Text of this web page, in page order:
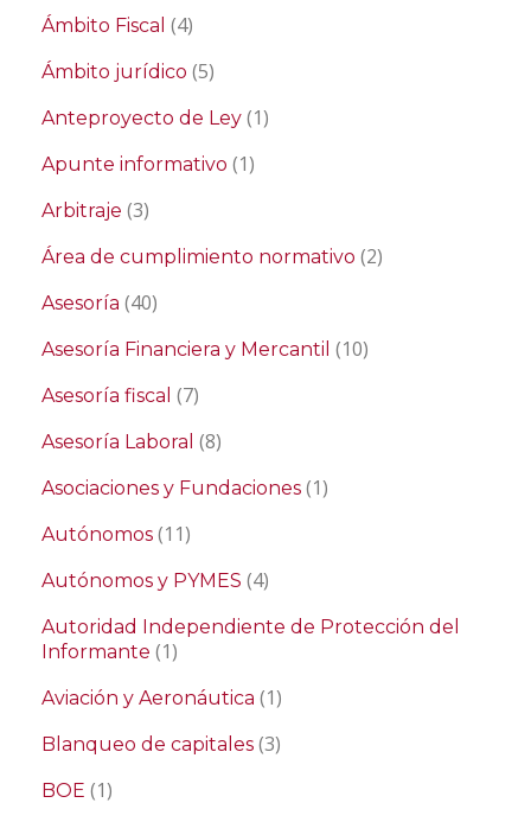
Ámbito Fiscal (4)
Ámbito jurídico (5)
Anteproyecto de Ley (1)
Apunte informativo (1)
Arbitraje (3)
Área de cumplimiento normativo (2)
Asesoría (40)
Asesoría Financiera y Mercantil (10)
Asesoría fiscal (7)
Asesoría Laboral (8)
Asociaciones y Fundaciones (1)
Autónomos (11)
Autónomos y PYMES (4)
Autoridad Independiente de Protección del
Informante (1)
Aviación y Aeronáutica (1)
Blanqueo de capitales (3)
BOE (1)